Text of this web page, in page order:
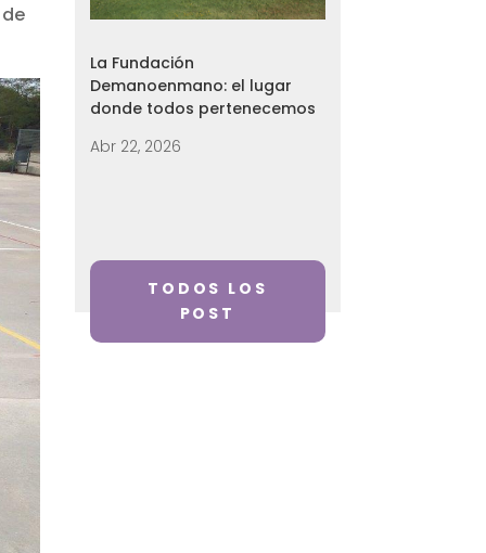
La Fundación
Demanoenmano: el lugar
donde todos pertenecemos
Abr 22, 2026
TODOS LOS
POST